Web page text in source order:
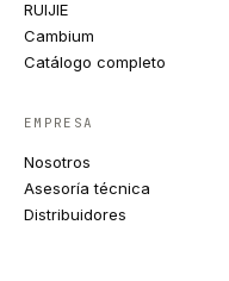
RUIJIE
Cambium
Catálogo completo
EMPRESA
Nosotros
Asesoría técnica
Distribuidores